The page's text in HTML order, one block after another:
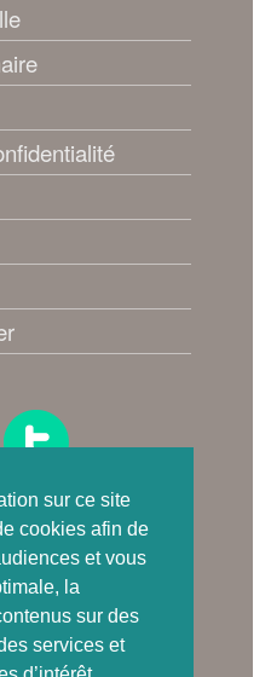
sur ce site
cookies afin de
et vous
la
sur des
services et
nous !